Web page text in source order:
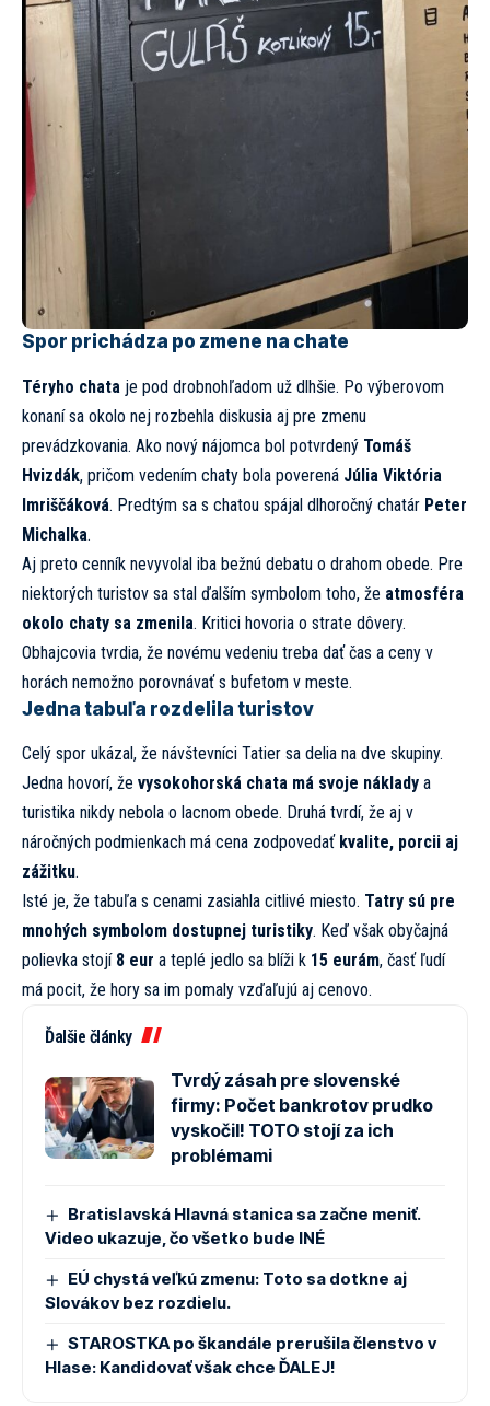
Spor prichádza po zmene na chate
Téryho chata je pod drobnohľadom už dlhšie. Po výberovom
konaní sa okolo nej rozbehla diskusia aj pre zmenu
prevádzkovania. Ako nový nájomca bol potvrdený Tomáš
Hvizdák, pričom vedením chaty bola poverená Júlia Viktória
Imriščáková. Predtým sa s chatou spájal dlhoročný chatár Peter
Michalka.
Aj preto cenník nevyvolal iba bežnú debatu o drahom obede. Pre
niektorých turistov sa stal ďalším symbolom toho, že atmosféra
okolo chaty sa zmenila. Kritici hovoria o strate dôvery.
Obhajcovia tvrdia, že novému vedeniu treba dať čas a ceny v
horách nemožno porovnávať s bufetom v meste.
Jedna tabuľa rozdelila turistov
Celý spor ukázal, že návštevníci Tatier sa delia na dve skupiny.
Jedna hovorí, že vysokohorská chata má svoje náklady a
turistika nikdy nebola o lacnom obede. Druhá tvrdí, že aj v
náročných podmienkach má cena zodpovedať kvalite, porcii aj
zážitku.
Isté je, že tabuľa s cenami zasiahla citlivé miesto. Tatry sú pre
mnohých symbolom dostupnej turistiky. Keď však obyčajná
polievka stojí 8 eur a teplé jedlo sa blíži k 15 eurám, časť ľudí
má pocit, že hory sa im pomaly vzďaľujú aj cenovo.
Ďalšie články
Tvrdý zásah pre slovenské
firmy: Počet bankrotov prudko
vyskočil! TOTO stojí za ich
problémami
Bratislavská Hlavná stanica sa začne meniť.
Video ukazuje, čo všetko bude INÉ
EÚ chystá veľkú zmenu: Toto sa dotkne aj
Slovákov bez rozdielu.
STAROSTKA po škandále prerušila členstvo v
Hlase: Kandidovať však chce ĎALEJ!